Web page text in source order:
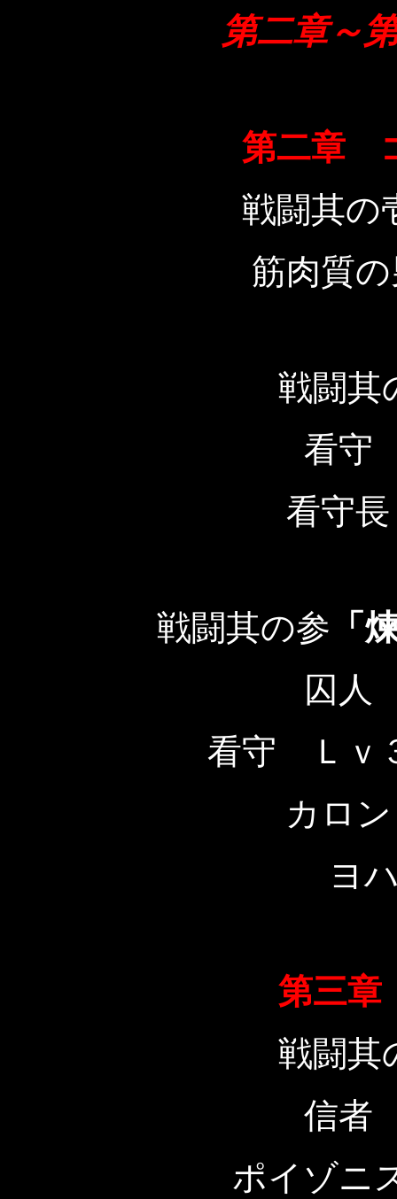
第二章～
第二章
戦闘其の
筋肉質
戦闘其
看守
看守
戦闘其の参 「
囚人
看守 Ｌｖ
カロ
ヨ
第三
戦闘其
信者
ポイゾニ